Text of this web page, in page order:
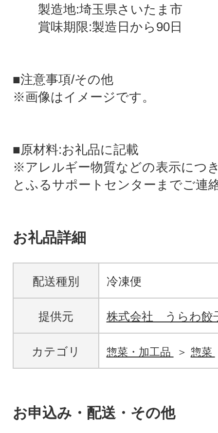
製造地:埼玉県さいたま市
賞味期限:製造日から90日
■注意事項/その他
※画像はイメージです。
■原材料:お礼品に記載
※アレルギー物質などの表示につ
とふるサポートセンターまでご連
お礼品詳細
配送種別 冷凍便
提供元 株式会社 うらわ餃
カテゴリ 惣菜・加工品 惣菜
お申込み・配送・その他